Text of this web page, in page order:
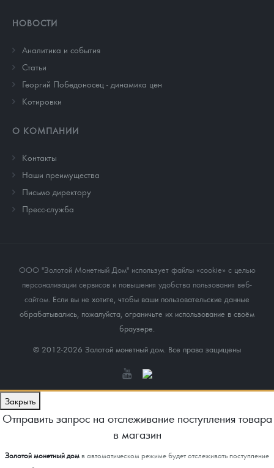
НОВОСТИ
Аналитика и события
Cтатьи
Георгий Победоносец - динамика цен
Котировки
О КОМПАНИИ
Контакты
Наши преимущества
Письмо директору
Пресс-служба
ООО "Золотой Монетный Дом" использует файлы «cookie» с целью
персонализации сервисов и повышения удобства пользования веб-
сайтом. Если вы не хотите, чтобы ваши пользовательские данные
обрабатывались, пожалуйста, ограничьте их использование в своём
браузере.
© 2012-2026 Золотой монетный дом. Все права защищены
Закрыть
Отправить запрос на отслеживание поступления товара
в магазин
Золотой монетный домв автоматическом режиме будет отслеживать поступление